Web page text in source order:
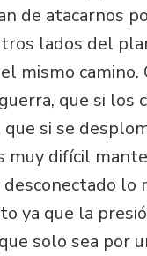
de atacarnos
lados del
mismo camino.
que si los
si se
muy difícil
lo
ya que la
solo sea por